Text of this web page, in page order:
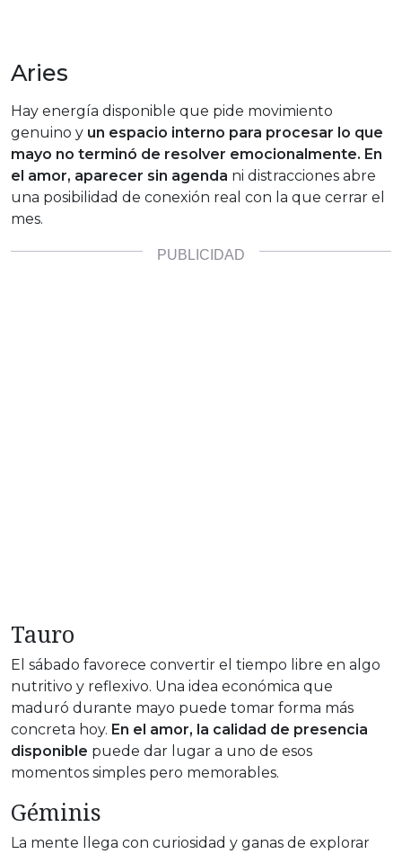
Aries
Hay energía disponible que pide movimiento
genuino y un espacio interno para procesar lo que
mayo no terminó de resolver emocionalmente. En
el amor, aparecer sin agenda ni distracciones abre
una posibilidad de conexión real con la que cerrar el
mes.
Tauro
El sábado favorece convertir el tiempo libre en algo
nutritivo y reflexivo. Una idea económica que
maduró durante mayo puede tomar forma más
concreta hoy. En el amor, la calidad de presencia
disponible puede dar lugar a uno de esos
momentos simples pero memorables.
Géminis
La mente llega con curiosidad y ganas de explorar